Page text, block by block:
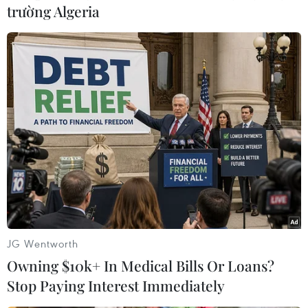
gia tăng lo ngại về nguy cơ gián đoạn nguồn
cung trên thị trường toàn cầu.
Cùng ngày, Bộ trưởng Tài chính Mỹ Scott
Bessent cho biết vấn đề nhập khẩu dầu thô Nga
đã được thảo luận với các quan chức cấp cao
Trung Quốc trong khuôn khổ đàm phán thương
mại tại Stockholm (Thụy Điển).
trường Algeria
JG Wentworth
Owning $10k+ In Medical Bills Or Loans?
Stop Paying Interest Immediately